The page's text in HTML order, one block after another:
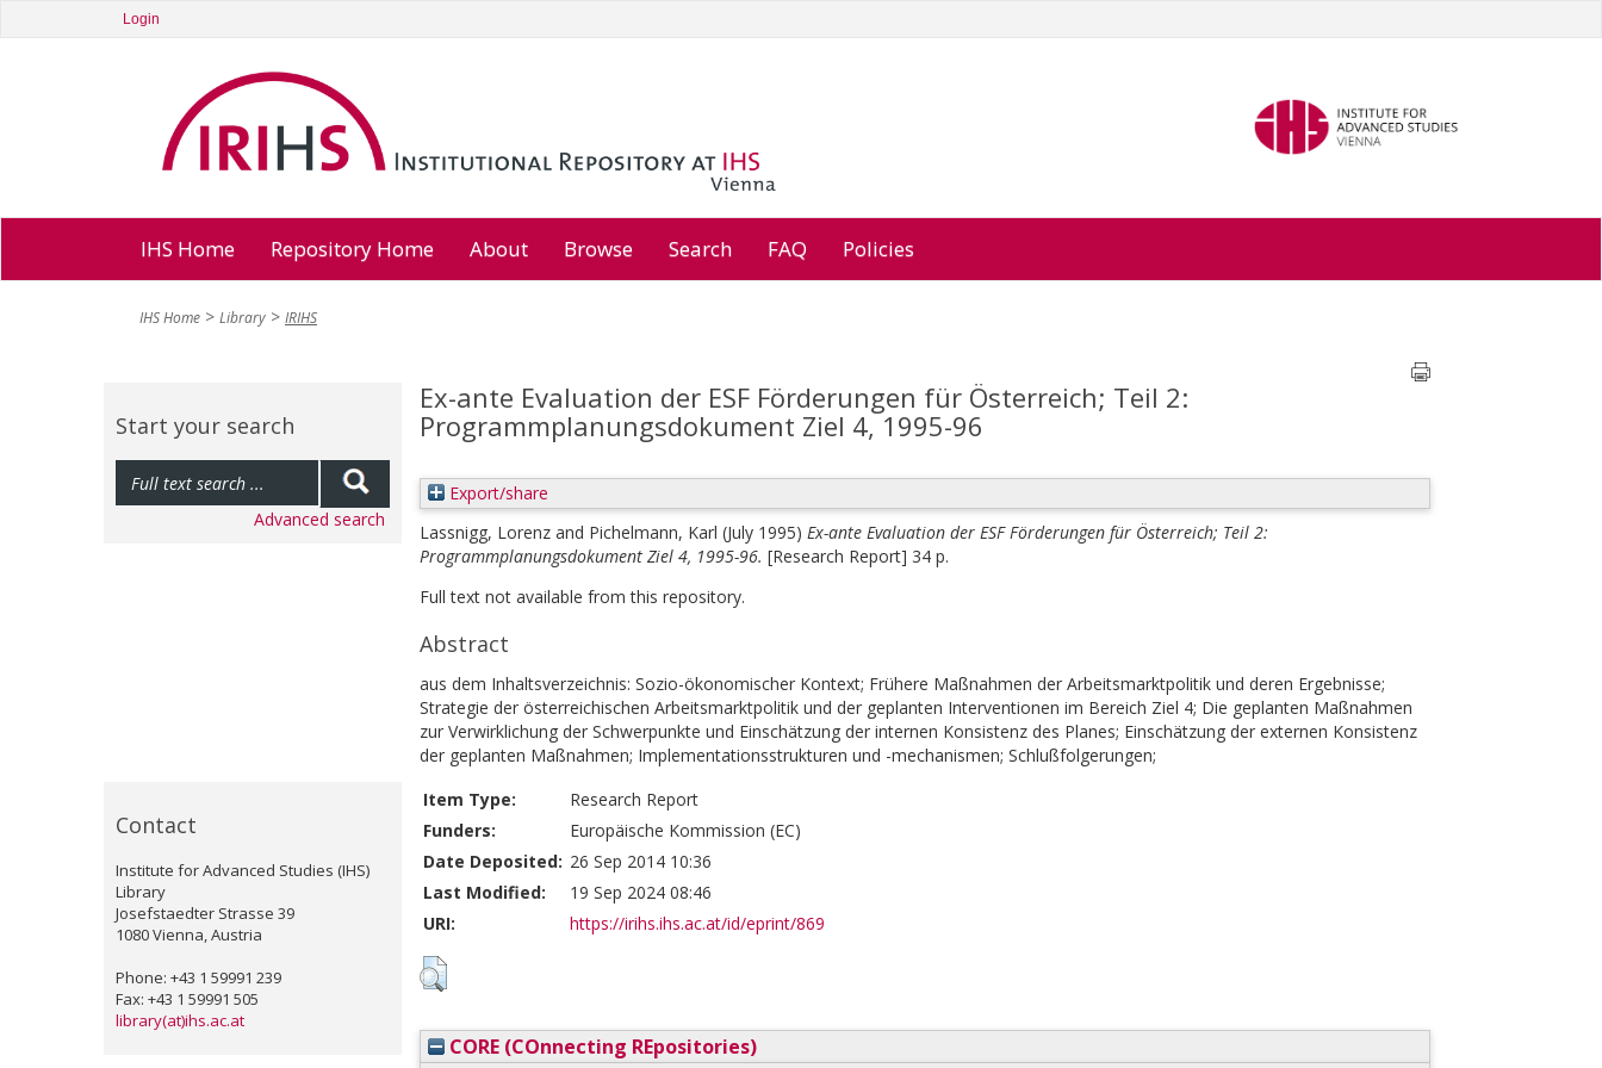
Login
IHS Home Repository Home About Browse Search FAQ Policies
IHS Home Library IRIHS
Start your search
Advanced search
Contact
Institute for Advanced Studies (IHS)
Library
Josefstaedter Strasse 39
1080 Vienna, Austria
Phone: +43 1 59991 239
Fax: +43 1 59991 505
library(at)ihs.ac.at
Ex-ante Evaluation der ESF Förderungen für Österreich; Teil 2:
Programmplanungsdokument Ziel 4, 1995-96
Export/share
Lassnigg, Lorenz and Pichelmann, Karl (July 1995) Ex-ante Evaluation der ESF Förderungen für Österreich; Teil 2:
Programmplanungsdokument Ziel 4, 1995-96. [Research Report] 34 p.
Full text not available from this repository.
Abstract
aus dem Inhaltsverzeichnis: Sozio-ökonomischer Kontext; Frühere Maßnahmen der Arbeitsmarktpolitik und deren Ergebnisse;
Strategie der österreichischen Arbeitsmarktpolitik und der geplanten Interventionen im Bereich Ziel 4; Die geplanten Maßnahmen
zur Verwirklichung der Schwerpunkte und Einschätzung der internen Konsistenz des Planes; Einschätzung der externen Konsistenz
der geplanten Maßnahmen; Implementationsstrukturen und -mechanismen; Schlußfolgerungen;
Item Type:
Research Report
Funders:
Europäische Kommission (EC)
Date Deposited: 26 Sep 2014 10:36
Last Modified:
19 Sep 2024 08:46
URI:
https://irihs.ihs.ac.at/id/eprint/869
CORE (COnnecting REpositories)